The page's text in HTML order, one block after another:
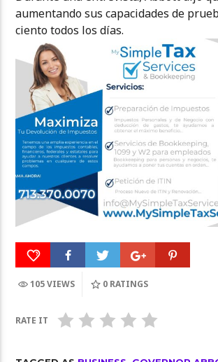
aumentando sus capacidades de
ciento todos los días.
105 VIEWS 0 RATINGS
RATE IT